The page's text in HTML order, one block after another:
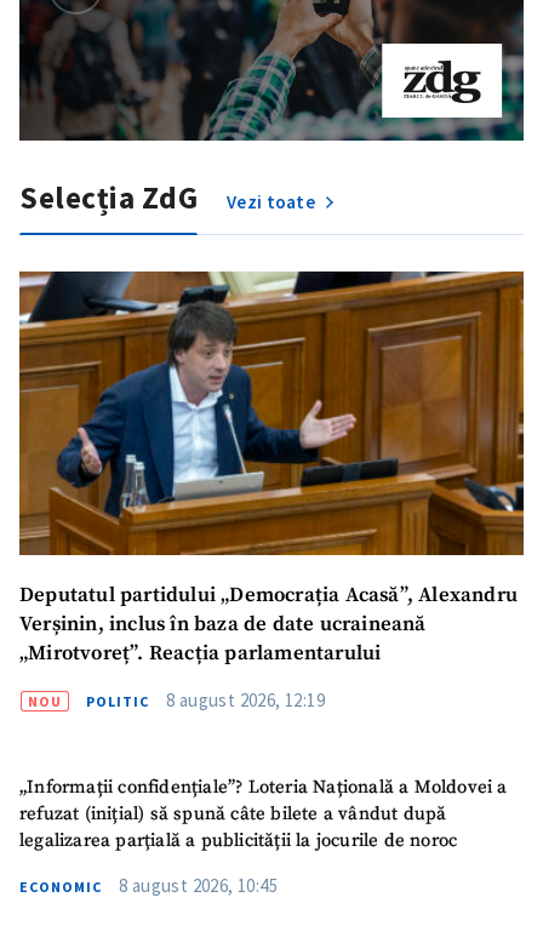
Trimite o informație
in English
на русском
Selecția ZdG Vezi toate
Deputatul partidului „Democrația Acasă”, Alexandru
Verșinin, inclus în baza de date ucraineană
„Mirotvoreț”. Reacția parlamentarului
NOU POLITIC 8 august 2026, 12:19
„Informații confidențiale”? Loteria Națională a Moldovei a
refuzat (inițial) să spună câte bilete a vândut după
legalizarea parțială a publicității la jocurile de noroc
ECONOMIC 8 august 2026, 10:45